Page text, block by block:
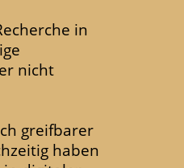
in
nicht
greifbarer
haben